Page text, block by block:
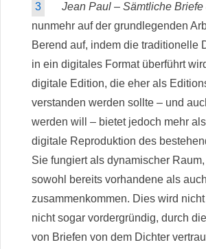
3 Jean Paul – Sämtliche Briefe
nunmehr auf der grundlegenden
Berend auf, indem die traditionelle
in ein digitales Format überführt
digitale Edition, die eher als
verstanden werden sollte – und
werden will – bietet jedoch mehr
digitale Reproduktion des
Sie fungiert als dynamischer
sowohl bereits vorhandene als
zusammenkommen. Dies wird
nicht sogar vordergründig, durch
von Briefen von dem Dichter